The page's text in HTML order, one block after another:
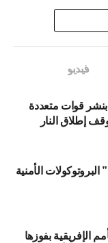
فيديو
قوات متعددة
إطلاق النار
الأمنية
الإفريقية بفوزها